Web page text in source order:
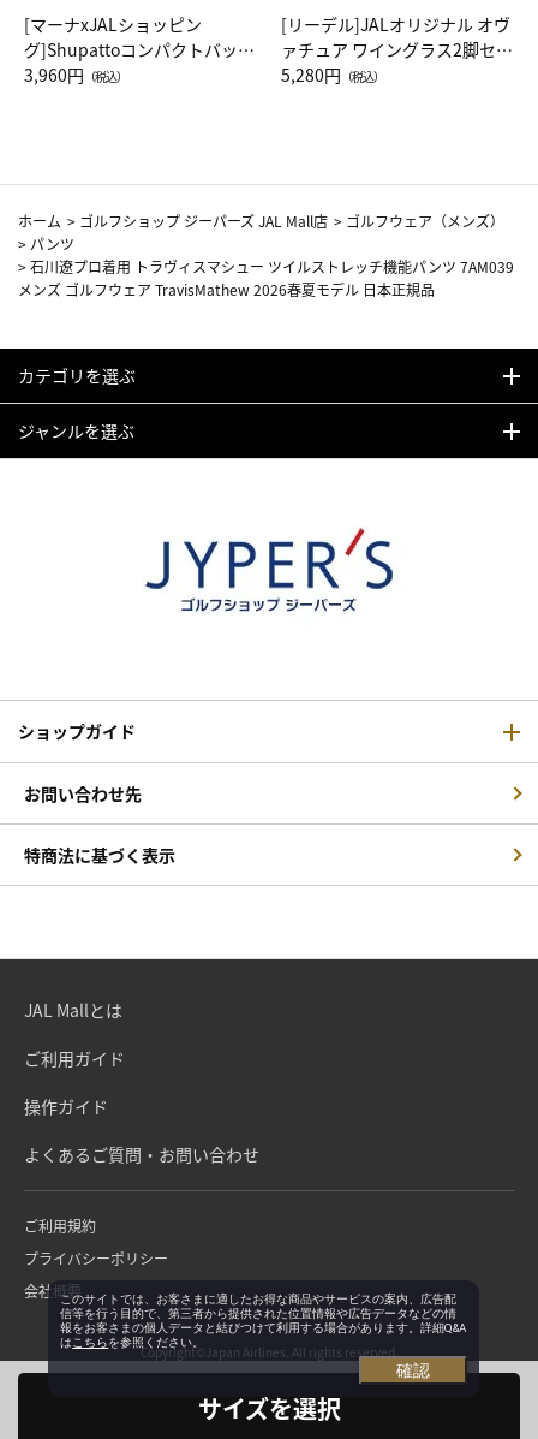
サイズを選択
[マーナxJALショッピン
グ]Shupattoコンパクトバッグ
Drop JAL客室乗務員（LC）ス
3,960円 （税込）
[リーデル]JALオリジナル オヴ
ァチュア ワイングラス2脚セッ
ト（レッドワイン）
5,280円 （税込）
ホーム > ゴルフショップ ジーパーズ JAL Mall店 > ゴルフウェア（メンズ）
> パンツ
>石川遼プロ着用 トラヴィスマシュー ツイルストレッチ機能パンツ 7AM039
メンズ ゴルフウェア TravisMathew 2026春夏モデル 日本正規品
カテゴリを選ぶ
ジャンルを選ぶ
ショップガイド
お問い合わせ先
特商法に基づく表示
JAL Mallとは
ご利用ガイド
操作ガイド
よくあるご質問・お問い合わせ
ご利用規約
プライバシーポリシー
会社概要
Copyright©Japan Airlines. All rights reserved.
このサイトでは、お客さまに適したお得な商品やサービスの案内、広告配
信等を行う目的で、第三者から提供された位置情報や広告データなどの情
報をお客さまの個人データと結びつけて利用する場合があります。詳細Q&A
は こちらを参照ください。
確認